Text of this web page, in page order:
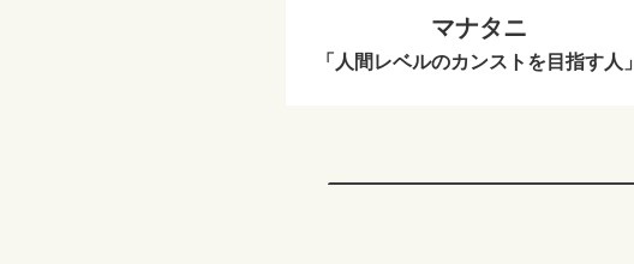
マナタニ
「人間レベルのカンストを目指す人」